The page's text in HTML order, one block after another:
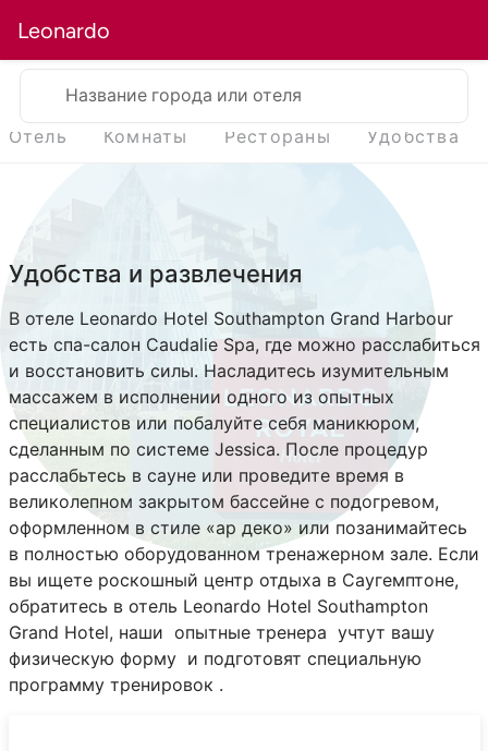
Leonardo
Название города или отеля
Отель Комнаты Рестораны Удобства
Удобства и развлечения
В отеле Leonardo Hotel Southampton Grand Harbour
есть спа-салон Caudalie Spa, где можно расслабиться
и восстановить силы. Насладитесь изумительным
массажем в исполнении одного из опытных
специалистов или побалуйте себя маникюром,
сделанным по системе Jessica. После процедур
расслабьтесь в сауне или проведите время в
великолепном закрытом бассейне с подогревом,
оформленном в стиле «ар деко» или позанимайтесь
в полностью оборудованном тренажерном зале. Если
вы ищете роскошный центр отдыха в Саугемптоне,
обратитесь в отель Leonardo Hotel Southampton
Grand Hotel, наши опытные тренера учтут вашу
физическую форму и подготовят специальную
программу тренировок .